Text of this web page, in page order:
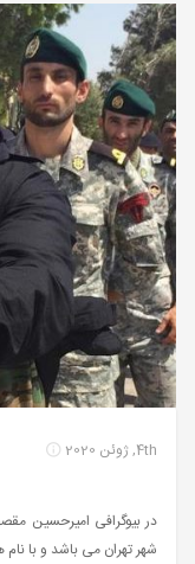
4th, ژوئن 2020
شهر تهران می باشد و با